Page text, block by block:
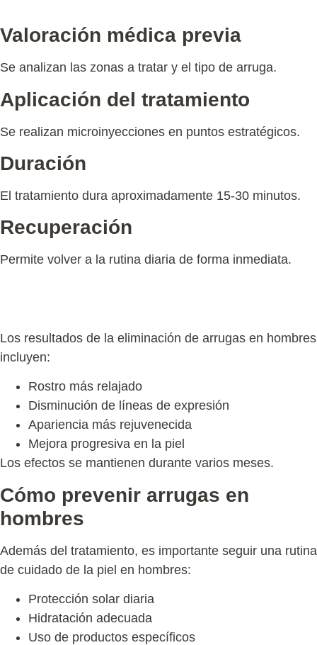
Valoración médica previa
Se analizan las zonas a tratar y el tipo de arruga.
Aplicación del tratamiento
Se realizan microinyecciones en puntos estratégicos.
Duración
El tratamiento dura aproximadamente 15-30 minutos.
Recuperación
Permite volver a la rutina diaria de forma inmediata.
Los resultados de la eliminación de arrugas en hombres
incluyen:
Rostro más relajado
Disminución de líneas de expresión
Apariencia más rejuvenecida
Mejora progresiva en la piel
Los efectos se mantienen durante varios meses.
Cómo prevenir arrugas en
hombres
Además del tratamiento, es importante seguir una rutina
de cuidado de la piel en hombres:
Protección solar diaria
Hidratación adecuada
Uso de productos específicos